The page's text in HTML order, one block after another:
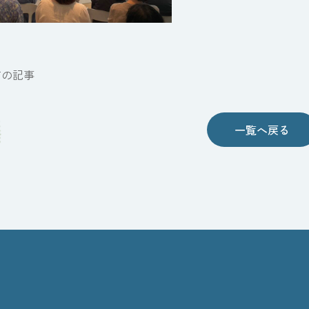
記事
一覧へ戻る